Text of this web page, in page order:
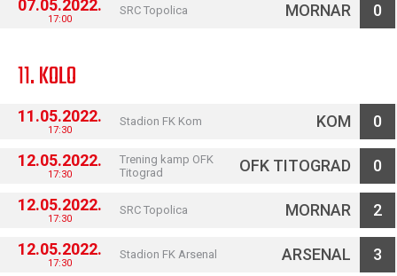
07.05.2022.
17:00
SRC Topolica MORNAR 0
11. KOLO
11.05.2022.
17:30
Stadion FK Kom KOM 0
12.05.2022.
17:30
Trening kamp OFK
Titograd
OFK TITOGRAD 0
12.05.2022.
17:30
SRC Topolica MORNAR 2
12.05.2022.
17:30
Stadion FK Arsenal ARSENAL 3